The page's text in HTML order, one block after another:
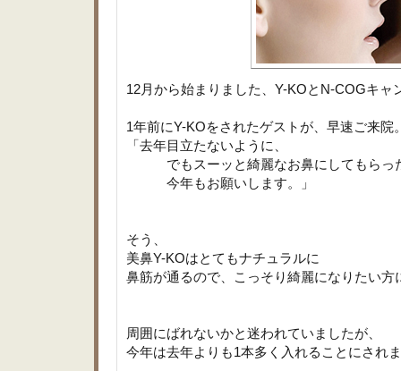
12月から始まりました、Y-KOとN-COGキャ
1年前にY-KOをされたゲストが、早速ご来院
「去年目立たないように、
でもスーッと綺麗なお鼻にしてもらっ
今年もお願いします。」
そう、
美鼻Y-KOはとてもナチュラルに
鼻筋が通るので、こっそり綺麗になりたい方
周囲にばれないかと迷われていましたが、
今年は去年よりも1本多く入れることにされ